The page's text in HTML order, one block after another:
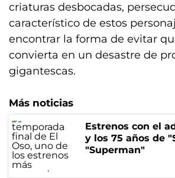
criaturas desbocadas,
característico de estos
encontrar la forma de evitar
convierta en un desastre de
gigantescas.
Más noticias
Estrenos con el
y los 75 años de
"Superman"